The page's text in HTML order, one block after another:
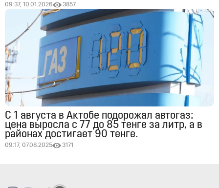
09:37, 10.01.2026 3857
С 1 августа в Актобе подорожал автогаз:
цена выросла с 77 до 85 тенге за литр, а в
районах достигает 90 тенге.
09:17, 07.08.2025 3171